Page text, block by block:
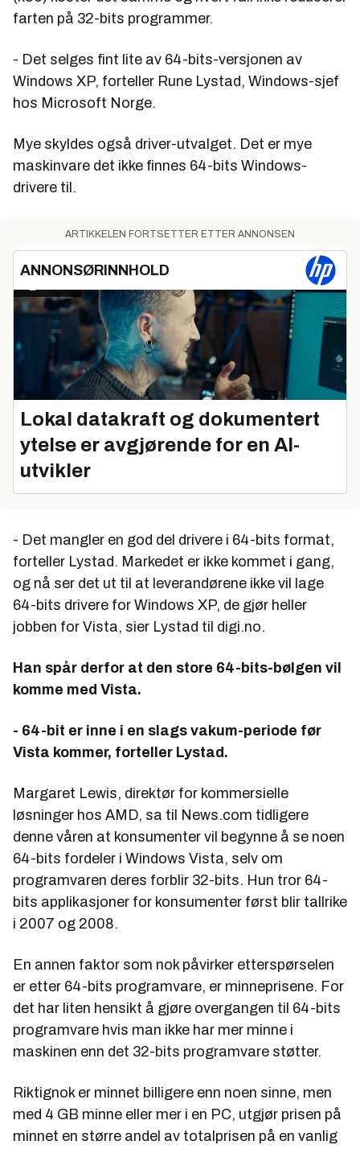
farten på 32-bits programmer.
- Det selges fint lite av 64-bits-versjonen av
Windows XP, forteller Rune Lystad, Windows-sjef
hos Microsoft Norge.
Mye skyldes også driver-utvalget. Det er mye
maskinvare det ikke finnes 64-bits Windows-
drivere til.
ARTIKKELEN FORTSETTER ETTER ANNONSEN
ANNONSØRINNHOLD
Lokal datakraft og dokumentert
ytelse er avgjørende for en AI-
utvikler
- Det mangler en god del drivere i 64-bits format,
forteller Lystad. Markedet er ikke kommet i gang,
og nå ser det ut til at leverandørene ikke vil lage
64-bits drivere for Windows XP, de gjør heller
jobben for Vista, sier Lystad til digi.no.
Han spår derfor at den store 64-bits-bølgen vil
komme med Vista.
- 64-bit er inne i en slags vakum-periode før
Vista kommer, forteller Lystad.
Margaret Lewis, direktør for kommersielle
løsninger hos AMD, sa til News.com tidligere
denne våren at konsumenter vil begynne å se noen
64-bits fordeler i Windows Vista, selv om
programvaren deres forblir 32-bits. Hun tror 64-
bits applikasjoner for konsumenter først blir tallrike
i 2007 og 2008.
En annen faktor som nok påvirker etterspørselen
er etter 64-bits programvare, er minneprisene. For
det har liten hensikt å gjøre overgangen til 64-bits
programvare hvis man ikke har mer minne i
maskinen enn det 32-bits programvare støtter.
Riktignok er minnet billigere enn noen sinne, men
med 4 GB minne eller mer i en PC, utgjør prisen på
minnet en større andel av totalprisen på en vanlig